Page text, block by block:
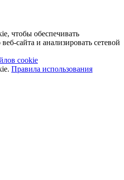
чтобы обеспечивать
сайта и анализировать сетевой
cookie
Правила использования